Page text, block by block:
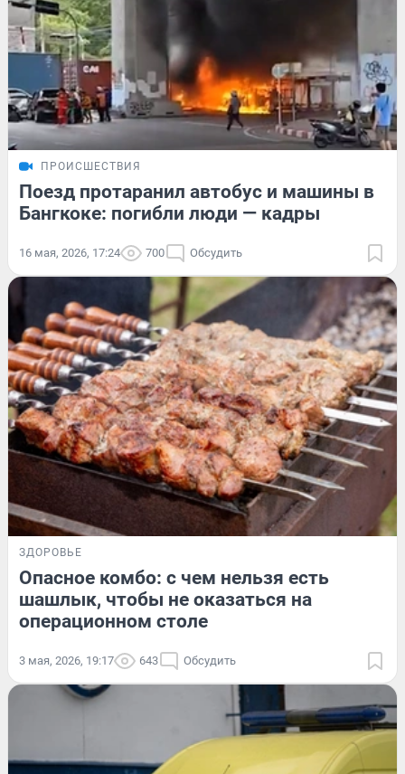
ПРОИСШЕСТВИЯ
Поезд протаранил автобус и машины в
Бангкоке: погибли люди — кадры
16 мая, 2026, 17:24 700 Обсудить
ЗДОРОВЬЕ
Опасное комбо: с чем нельзя есть
шашлык, чтобы не оказаться на
операционном столе
3 мая, 2026, 19:17 643 Обсудить